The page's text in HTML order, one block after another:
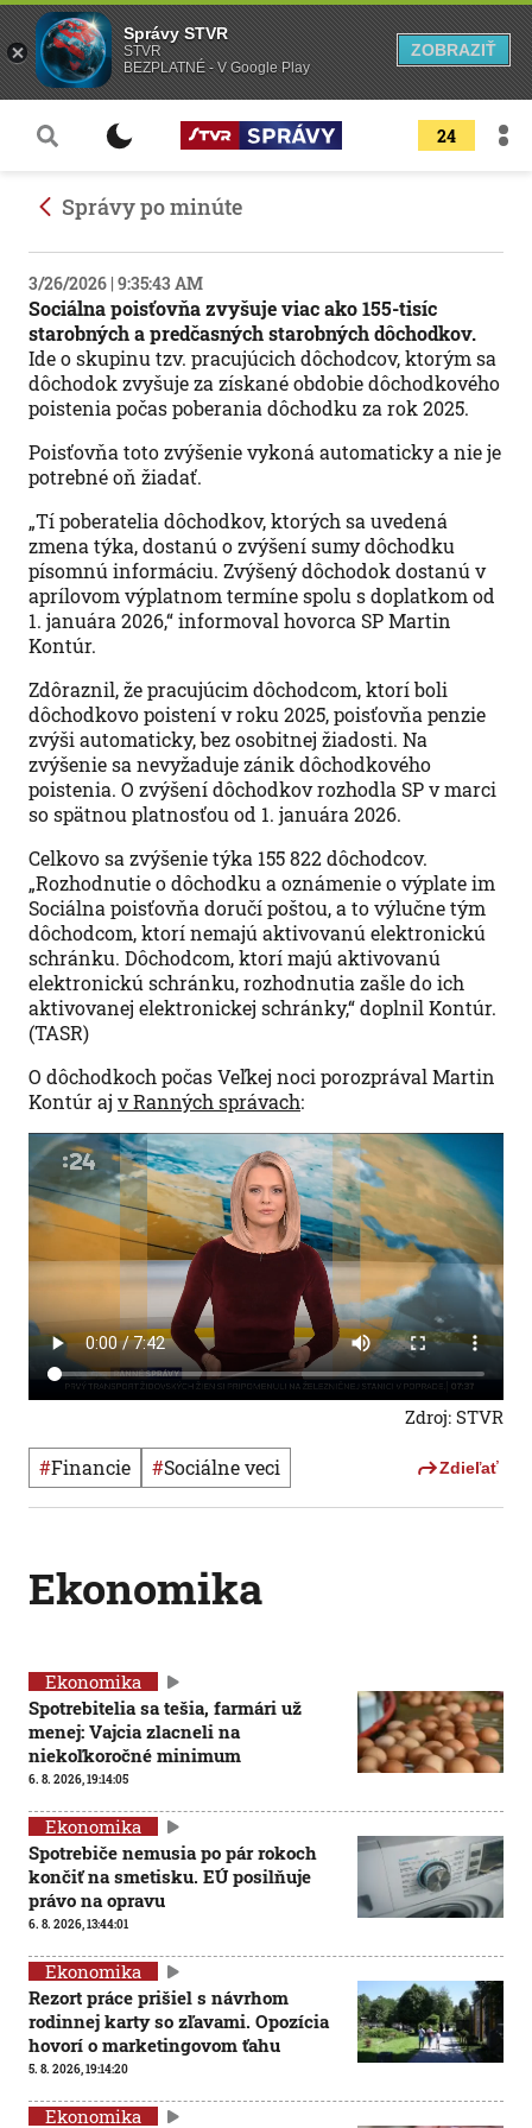
24
Správy po minúte
3/26/2026 | 9:35:43 AM
Sociálna poisťovňa zvyšuje viac ako 155-tisíc
starobných a predčasných starobných dôchodkov.
Ide o skupinu tzv. pracujúcich dôchodcov, ktorým sa
dôchodok zvyšuje za získané obdobie dôchodkového
poistenia počas poberania dôchodku za rok 2025.
Poisťovňa toto zvýšenie vykoná automaticky a nie je
potrebné oň žiadať.
„Tí poberatelia dôchodkov, ktorých sa uvedená
zmena týka, dostanú o zvýšení sumy dôchodku
písomnú informáciu. Zvýšený dôchodok dostanú v
aprílovom výplatnom termíne spolu s doplatkom od
1. januára 2026,“ informoval hovorca SP Martin
Kontúr.
Zdôraznil, že pracujúcim dôchodcom, ktorí boli
dôchodkovo poistení v roku 2025, poisťovňa penzie
zvýši automaticky, bez osobitnej žiadosti. Na
zvýšenie sa nevyžaduje zánik dôchodkového
poistenia. O zvýšení dôchodkov rozhodla SP v marci
so spätnou platnosťou od 1. januára 2026.
Celkovo sa zvýšenie týka 155 822 dôchodcov.
„Rozhodnutie o dôchodku a oznámenie o výplate im
Sociálna poisťovňa doručí poštou, a to výlučne tým
dôchodcom, ktorí nemajú aktivovanú elektronickú
schránku. Dôchodcom, ktorí majú aktivovanú
elektronickú schránku, rozhodnutia zašle do ich
aktivovanej elektronickej schránky,“ doplnil Kontúr.
(TASR)
O dôchodkoch počas Veľkej noci porozprával Martin
Kontúr aj v Ranných správach:
Zdroj: STVR
# Financie # Sociálne veci Zdieľať
Ekonomika
Ekonomika
Spotrebitelia sa tešia, farmári už
menej: Vajcia zlacneli na
niekoľkoročné minimum
6. 8. 2026, 19:14:05
Ekonomika
Spotrebiče nemusia po pár rokoch
končiť na smetisku. EÚ posilňuje
právo na opravu
6. 8. 2026, 13:44:01
Ekonomika
Rezort práce prišiel s návrhom
rodinnej karty so zľavami. Opozícia
hovorí o marketingovom ťahu
5. 8. 2026, 19:14:20
Ekonomika
Správy STVR
STVR
BEZPLATNÉ - V Google Play
ZOBRAZIŤ